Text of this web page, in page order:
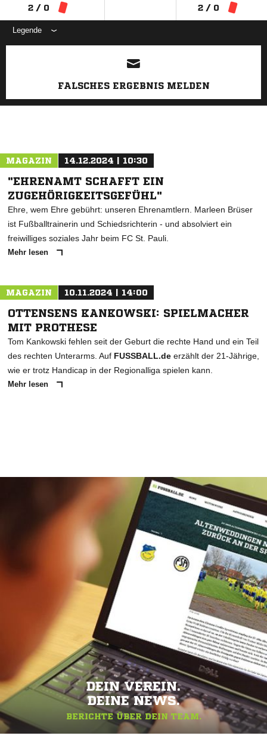
2 / 0 2 / 0
Legende
ANZEIGE
FALSCHES ERGEBNIS MELDEN
MAGAZIN 14.12.2024 | 10:30
"EHRENAMT SCHAFFT EIN
ZUGEHÖRIGKEITSGEFÜHL"
Ehre, wem Ehre gebührt: unseren Ehrenamtlern. Marleen Brüser
ist Fußballtrainerin und Schiedsrichterin - und absolviert ein
freiwilliges soziales Jahr beim FC St. Pauli.
Mehr lesen
MAGAZIN 10.11.2024 | 14:00
OTTENSENS KANKOWSKI: SPIELMACHER
MIT PROTHESE
Tom Kankowski fehlen seit der Geburt die rechte Hand und ein Teil
des rechten Unterarms. Auf FUSSBALL.de erzählt der 21-Jährige,
wie er trotz Handicap in der Regionalliga spielen kann.
Mehr lesen
DEIN VEREIN.
DEINE NEWS.
BERICHTE ÜBER DEIN TEAM.